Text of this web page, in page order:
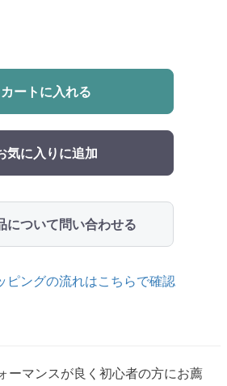
カートに入れる
気に入りに追加
について問い合わせる
ングの流れはこちらで確認
ーマンスが良く初心者の方にお薦